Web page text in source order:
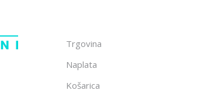
Trgovina
Naplata
Košarica